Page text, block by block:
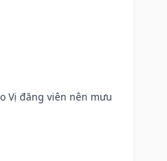
Vị đăng viên nên mưu